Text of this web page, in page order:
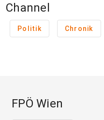
Channel
Politik Chronik
FPÖ Wien